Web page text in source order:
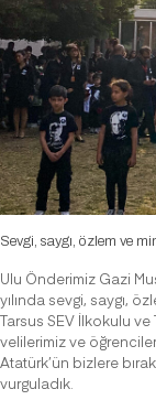
Sevgi, saygı, özlem ve
Ulu Önderimiz Gazi
yılında sevgi, saygı,
Tarsus SEV İlkokulu
velilerimiz ve
Atatürk’ün bizlere
vurguladık.